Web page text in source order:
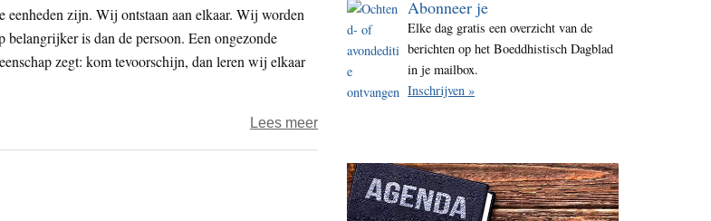
i
t
eenheden zijn. Wij ontstaan aan elkaar. Wij worden
is dan de persoon. Een ongezonde
zegt: kom tevoorschijn, dan leren wij elkaar
Lees meerover
omdat
Abonneer je
Elke dag gratis een overzicht van de
berichten op het Boeddhistisch Dagblad
in je mailbox.
Inschrijven »